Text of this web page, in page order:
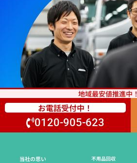
地域最安値推進中！
お電話受付中！
0120-905-623
当社の思い
不用品回収